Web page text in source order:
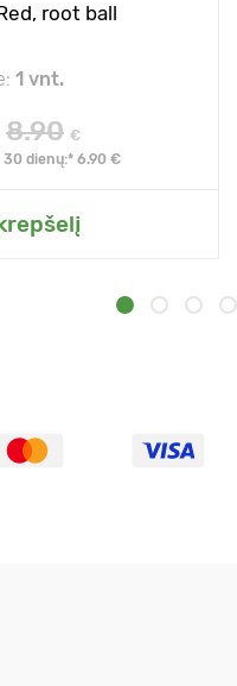
root ball
1 vnt.
8.90 €
30 dienų:* 6.90 €